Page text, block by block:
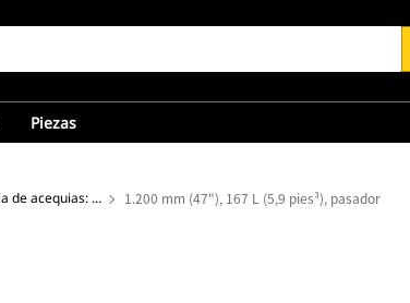
Piezas
Cucharones para limpieza de acequias: miniexcavadora 1.200 mm (47"), 167 L (5,9 pies³), pasador